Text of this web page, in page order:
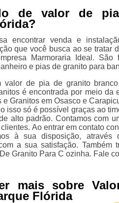
de valor de
encontrar venda e
que você busca ao se tratar
Marmoraria Ideal. São
e pias de granito para
valor de pia de granito
é encontrada por meio da
e Granitos em Osasco e
isso só é possível graças ao
alto padrão. Contamos com
Ao entrar em contato
à sua disposição, através
a sua satisfação. Também
Granito Para C ozinha. Fale
mais sobre
Flórida